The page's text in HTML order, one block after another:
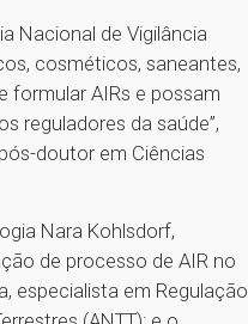
Nacional de Vigilância
cosméticos, saneantes,
formular AIRs e possam
reguladores da saúde”,
doutor em Ciências
Nara Kohlsdorf,
de processo de AIR no
especialista em Regulação